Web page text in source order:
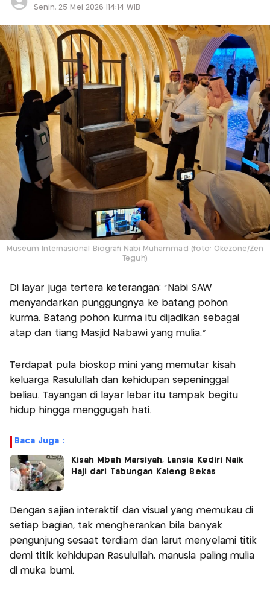
Senin, 25 Mei 2026 |14:14 WIB
Museum Internasional Biografi Nabi Muhammad (foto: Okezone/Zen
Teguh)
Di layar juga tertera keterangan: “Nabi SAW
menyandarkan punggungnya ke batang pohon
kurma. Batang pohon kurma itu dijadikan sebagai
atap dan tiang Masjid Nabawi yang mulia.”
Terdapat pula bioskop mini yang memutar kisah
keluarga Rasulullah dan kehidupan sepeninggal
beliau. Tayangan di layar lebar itu tampak begitu
hidup hingga menggugah hati.
Baca Juga :
Kisah Mbah Marsiyah, Lansia Kediri Naik
Haji dari Tabungan Kaleng Bekas
Dengan sajian interaktif dan visual yang memukau di
setiap bagian, tak mengherankan bila banyak
pengunjung sesaat terdiam dan larut menyelami titik
demi titik kehidupan Rasulullah, manusia paling mulia
di muka bumi.